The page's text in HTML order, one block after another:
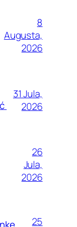
8
Augusta,
2026
31 Jula,
2026
26
Jula,
2026
25